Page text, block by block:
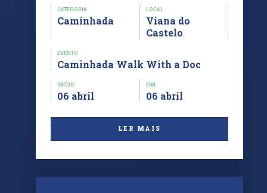
CATEGORIA
Caminhada
LOCAL
Viana do
Castelo
EVENTO
Caminhada Walk With a Doc
INÍCIO
06 abril
FIM
06 abril
LER MAIS